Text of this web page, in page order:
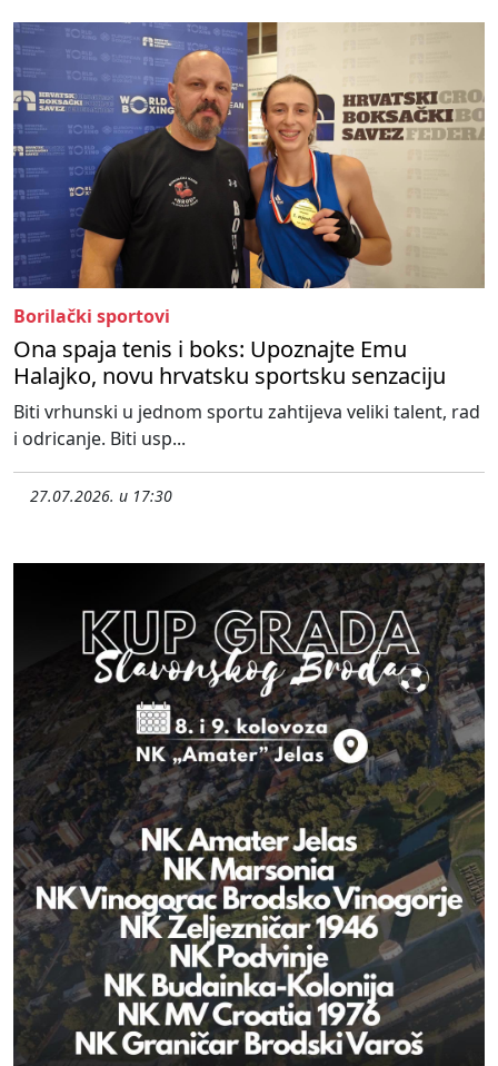
Borilački sportovi
Ona spaja tenis i boks: Upoznajte Emu
Halajko, novu hrvatsku sportsku senzaciju
Biti vrhunski u jednom sportu zahtijeva veliki talent, rad
i odricanje. Biti usp...
27.07.2026. u 17:30